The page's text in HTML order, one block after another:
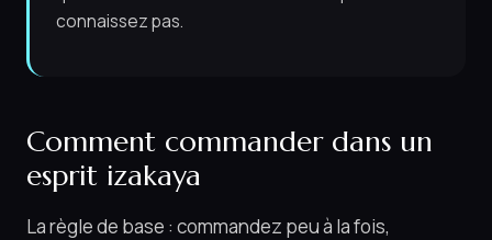
connaissez pas.
Comment commander dans un
esprit izakaya
La règle de base : commandez peu à la fois,